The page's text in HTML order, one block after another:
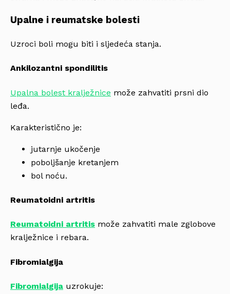
Upalne i reumatske bolesti
Uzroci boli mogu biti i sljedeća stanja.
Ankilozantni spondilitis
Upalna bolest kralježnice može zahvatiti prsni dio
leđa.
Karakteristično je:
jutarnje ukočenje
poboljšanje kretanjem
bol noću.
Reumatoidni artritis
Reumatoidni artritis može zahvatiti male zglobove
kralježnice i rebara.
Fibromialgija
Fibromialgija uzrokuje: